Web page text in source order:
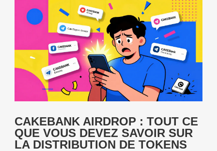
CAKEBANK AIRDROP : TOUT CE
QUE VOUS DEVEZ SAVOIR SUR
LA DISTRIBUTION DE TOKENS